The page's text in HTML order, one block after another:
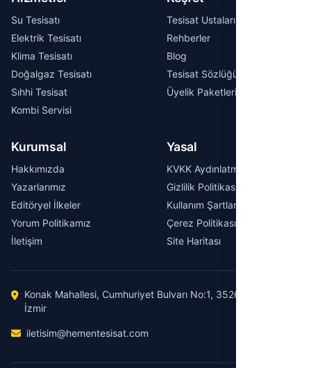
Su Tesisatı
Elektrik Tesisatı
Klima Tesisatı
Doğalgaz Tesisatı
Sıhhi Tesisat
Kombi Servisi
Tesisat Ustaları
Rehberler
Blog
Tesisat Sözlüğü
Üyelik Paketleri
Kurumsal
Hakkımızda
Yazarlarımız
Editöryel İlkeler
Yorum Politikamız
İletişim
Yasal
KVKK Aydınlatma Metni
Gizlilik Politikası
Kullanım Şartları
Çerez Politikası
Site Haritası
Konak Mahallesi, Cumhuriyet Bulvarı No:1, 35260 Konak /
İzmir
iletisim@hementesisat.com